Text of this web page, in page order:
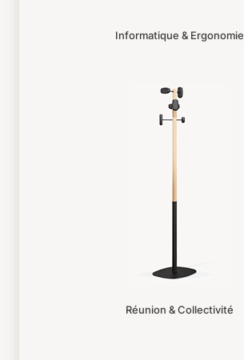
Informatique & Ergonomie
Réunion & Collectivité